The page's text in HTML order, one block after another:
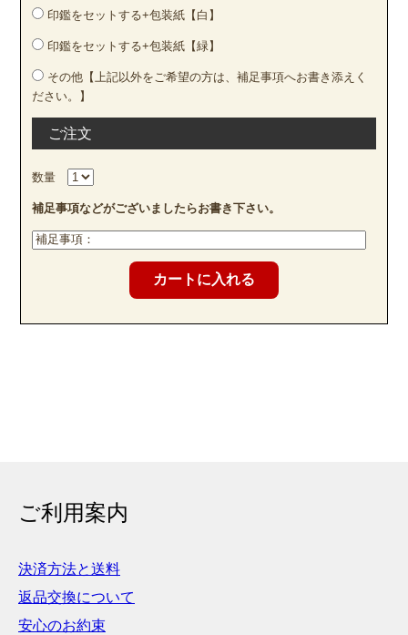
印鑑をセットする+包装紙【白】
印鑑をセットする+包装紙【緑】
その他【上記以外をご希望の方は、補足事項へお書き添えく
ださい。】
ご注文
数量
補足事項などがございましたらお書き下さい。
ご利用案内
決済方法と送料
返品交換について
安心のお約束